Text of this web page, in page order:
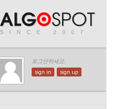
SINCE 2007
로그인하세요.
sign in sign up